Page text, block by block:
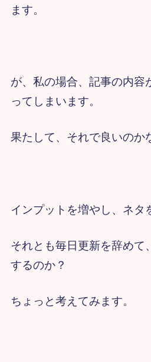
ます。
が、私の場合、記事の内容
ってしまいます。
果たして、それで良いのか
インプットを増やし、ネタ
それとも毎日更新を辞めて
するのか？
ちょっと考えてみます。